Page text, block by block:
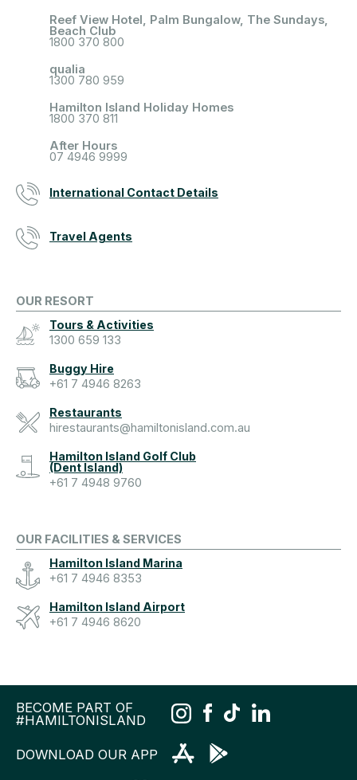
Reef View Hotel, Palm Bungalow, The Sundays,
Beach Club
1800 370 800
qualia
1300 780 959
Hamilton Island Holiday Homes
1800 370 811
After Hours
07 4946 9999
International Contact Details
Travel Agents
OUR RESORT
Tours & Activities
1300 659 133
Buggy Hire
+61 7 4946 8263
Restaurants
hirestaurants@hamiltonisland.com.au
Hamilton Island Golf Club
(Dent Island)
+61 7 4948 9760
OUR FACILITIES & SERVICES
Hamilton Island Marina
+61 7 4946 8353
Hamilton Island Airport
+61 7 4946 8620
BECOME PART OF
#HAMILTONISLAND
DOWNLOAD OUR APP